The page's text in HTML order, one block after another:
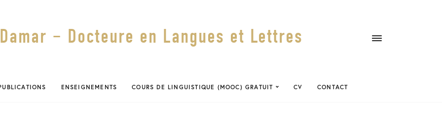
– Docteure en Langues et Lettres
ENSEIGNEMENTS COURS DE LINGUISTIQUE (MOOC) GRATUIT CV CONTACT